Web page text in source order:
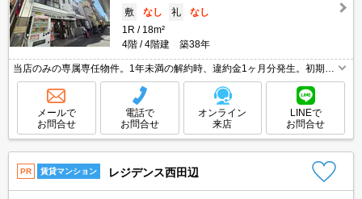
敷
なし 礼
なし
1R
18m²
4階
4階建 築38年
当店のみの専属専任物件。1年未満の解約時、違約金1ヶ月分発生。初期費
用・家賃カード払い可。家賃の支払でポイントたまります（条件あり）。
エイブルWi-Fi320M無料使い放題。引越指定業者あり。
メールで
お問合せ
電話で
お問合せ
オンライン
来店
LINEで
お問合せ
PR 賃貸マンション レジデンス西田辺